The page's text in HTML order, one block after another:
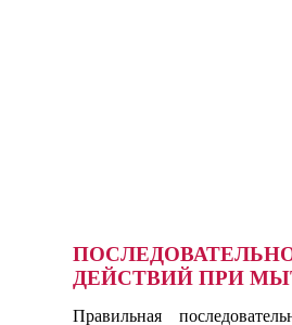
ДЕЙСТВИЙ ПРИ
Правильная